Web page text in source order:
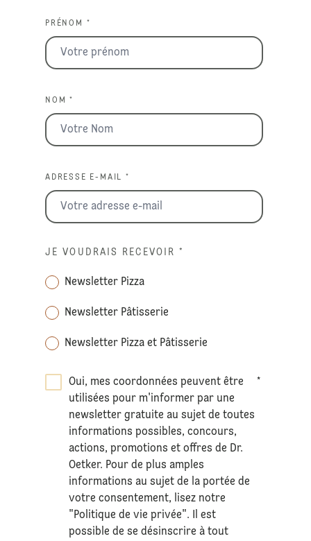
PRÉNOM *
NOM *
ADRESSE E-MAIL *
JE VOUDRAIS RECEVOIR *
Newsletter Pizza
Newsletter Pâtisserie
Newsletter Pizza et Pâtisserie
Oui, mes coordonnées peuvent être
utilisées pour m'informer par une
newsletter gratuite au sujet de toutes
informations possibles, concours,
actions, promotions et offres de Dr.
Oetker. Pour de plus amples
informations au sujet de la portée de
votre consentement, lisez notre
"Politique de vie privée". Il est
possible de se désinscrire à tout
*